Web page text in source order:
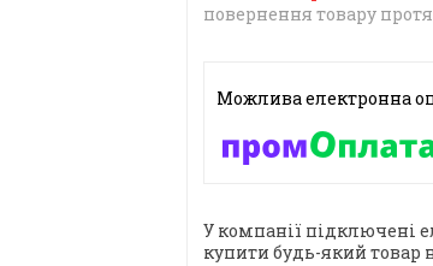
повернення товару
У компанії підключені
купити будь-який товар